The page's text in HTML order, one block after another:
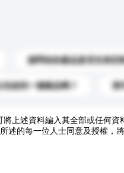
請問你的產品是否支持定
先收到一個樣品嗎？ 我
將上述資料編入其全部或任何
述的每一位人士同意及授權，